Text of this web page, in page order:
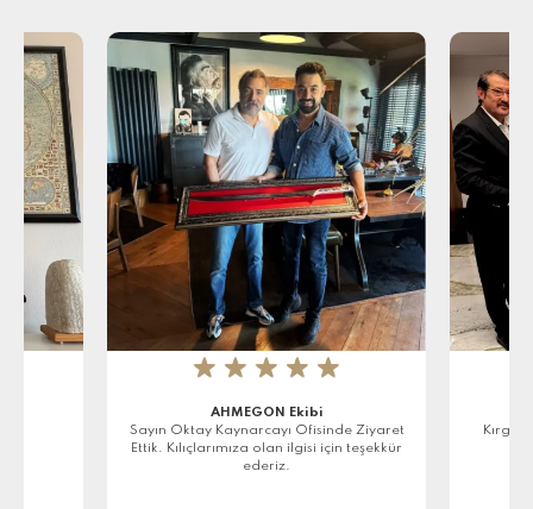
★ ★ ★ ★ ★
AHMEGON Ekibi
Sayın Oktay Kaynarcayı Ofisinde Ziyaret
Ettik. Kılıçlarımıza olan ilgisi için teşekkür
ederiz.